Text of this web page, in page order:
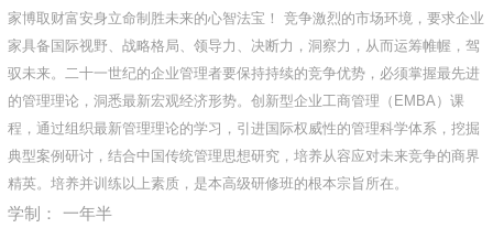
家博取财富安身立命制胜未来的心智法宝！ 竞争激烈的市场环境，要求企业
家具备国际视野、战略格局、领导力、决断力，洞察力，从而运筹帷幄，驾
驭未来。二十一世纪的企业管理者要保持持续的竞争优势，必须掌握最先进
的管理理论，洞悉最新宏观经济形势。创新型企业工商管理（EMBA）课
程，通过组织最新管理理论的学习，引进国际权威性的管理科学体系，挖掘
典型案例研讨，结合中国传统管理思想研究，培养从容应对未来竞争的商界
精英。培养并训练以上素质，是本高级研修班的根本宗旨所在。
学制： 一年半